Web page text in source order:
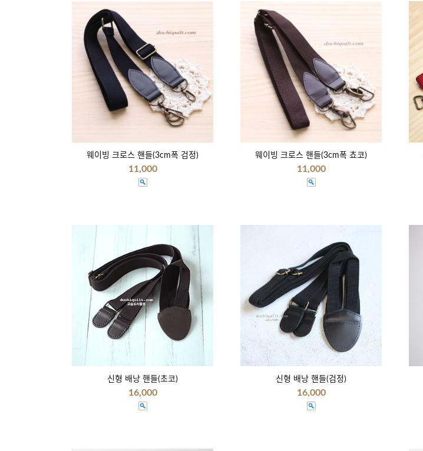
웨이빙 크로스 핸들(3cm폭 검정)
11,000
웨이빙 크로스 핸들(3cm폭 쵸코)
11,000
신형 배낭 핸들(초코)
16,000
신형 배낭 핸들(검정)
16,000